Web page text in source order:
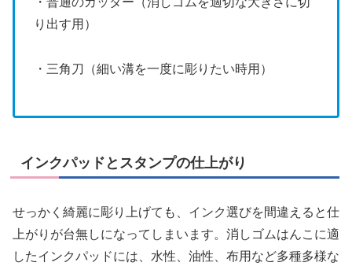
り出す用）
・三角刀（細い溝を一度に彫りたい時用）
インクパッドとスタンプの仕上がり
せっかく綺麗に彫り上げても、インク選びを間違えると仕
上がりが台無しになってしまいます。消しゴムはんこに適
したインクパッドには、水性、油性、布用など多種多様な